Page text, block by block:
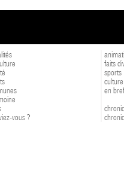
vous ?
faits
sports
culture
en bref